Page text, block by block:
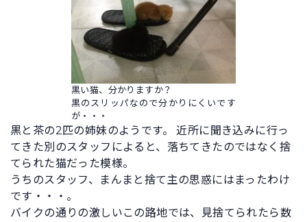
黒い猫、分かりますか？
黒のスリッパなので分かりにくいです
が・・・
黒と茶の2匹の姉妹のようです。 近所に聞き込みに行っ
てきた別のスタッフによると、落ちてきたのではなく捨
てられた猫だった模様。
うちのスタッフ、まんまと捨て主の思惑にはまったわけ
です・・・。
バイクの通りの激しいこの路地では、見捨てられたら数